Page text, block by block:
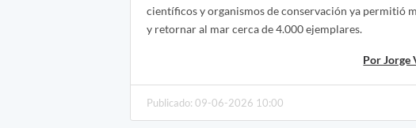
científicos y organismos de conservación ya permitió
y retornar al mar cerca de 4.000 ejemplares.
Por Jorge
Publicado: 09-06-2026 10:00